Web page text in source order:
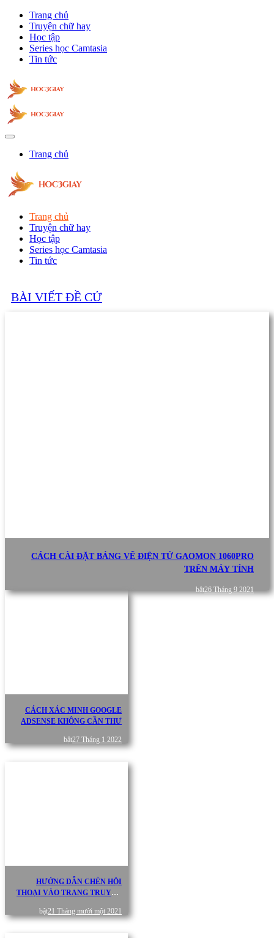
Trang chủ
Truyện chữ hay
Học tập
Series học Camtasia
Tin tức
Trang chủ
Trang chủ
Truyện chữ hay
Học tập
Series học Camtasia
Tin tức
BÀI VIẾT ĐỀ CỬ
CÁCH CÀI ĐẶT BẢNG VẼ ĐIỆN TỬ GAOMON 1060PRO
TRÊN MÁY TÍNH
bật26 Tháng 9 2021
CÁCH XÁC MINH GOOGLE
ADSENSE KHÔNG CẦN THƯ
bật27 Tháng 1 2022
HƯỚNG DẪN CHÈN HỘI
THOẠI VÀO TRANG TRUYỆN
bật21 Tháng mười một 2021